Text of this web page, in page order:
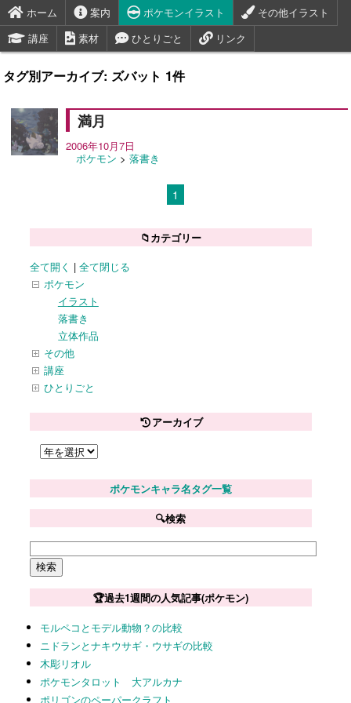
ホーム 案内 ポケモンイラスト
その他イラスト
講座
素材 ひとりごと リンク
タグ別アーカイブ: ズバット 1件
満月
2006年10月7日
ポケモン >落書き
1
📁カテゴリー
全て開く | 全て閉じる
ポケモン
イラスト
落書き
立体作品
その他
講座
ひとりごと
アーカイブ
ポケモンキャラ名タグ一覧
🔍検索
🏆過去1週間の人気記事(ポケモン)
モルペコとモデル動物？の比較
ニドランとナキウサギ・ウサギの比較
木彫リオル
ポケモンタロット 大アルカナ
ポリゴンのペーパークラフト